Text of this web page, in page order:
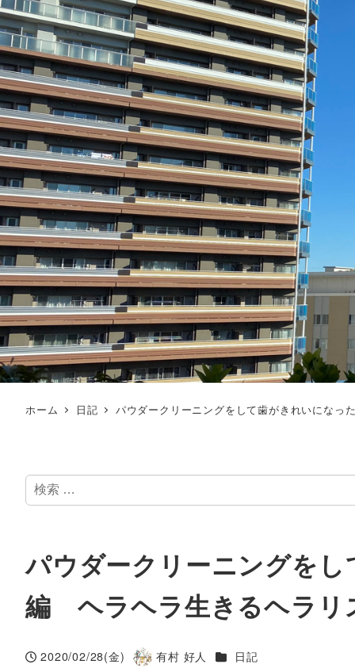
ホーム 日記 パウダークリーニングをして歯がきれいにな
検
索
パウダークリーニングを
編 ヘラヘラ生きるヘラリ
投稿日
2020/02/28(金)
著
有村 好人 カテゴリー
日記